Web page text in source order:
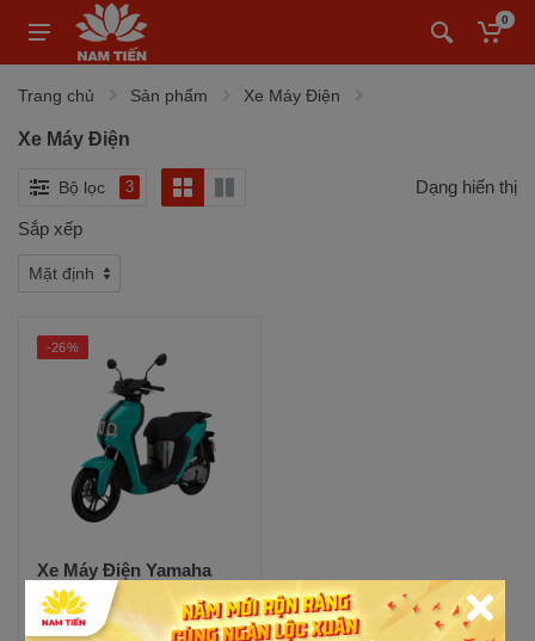
0
Trang chủ Sản phẩm Xe Máy Điện
Xe Máy Điện
Bộ lọc 3 Dạng hiển thị
Sắp xếp
-26%
Xe Máy Điện Yamaha
Neos
5 lượt mua